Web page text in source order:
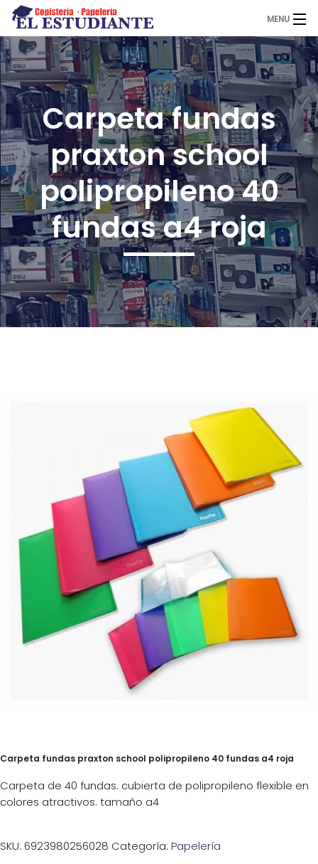
MENU
El Estudiante
Copistería
Papelería
Servicios
Novedades
¡Imprimir!
Carpeta fundas
praxton school
polipropileno 40
fundas a4 roja
Carpeta fundas praxton school polipropileno 40 fundas a4 roja
Carpeta de 40 fundas. cubierta de polipropileno flexible en
colores atractivos. tamaño a4
SKU: 6923980256028 Categoría: Papelería